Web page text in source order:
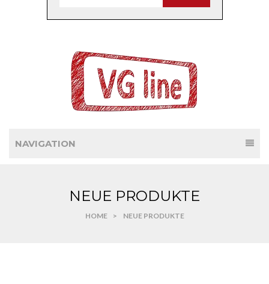
NAVIGATION
NEUE PRODUKTE
HOME > NEUE PRODUKTE